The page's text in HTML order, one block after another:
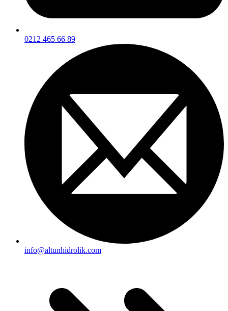
0212 465 66 89
info@altunhidrolik.com